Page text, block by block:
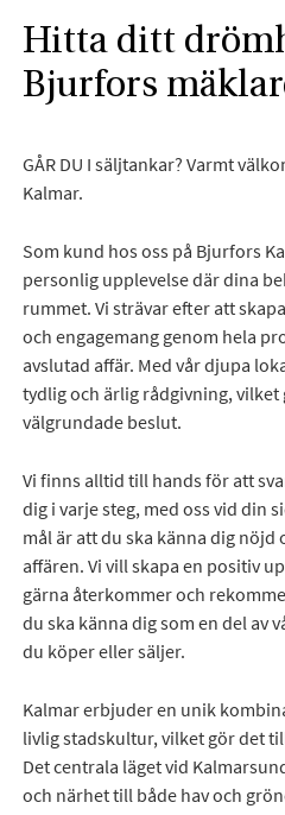
Hitta ditt
Bjurfors
GÅR DU I säljtankar? Varmt
Kalmar.
Som kund hos oss på Bjurfors
personlig upplevelse där dina
rummet. Vi strävar efter att
och engagemang genom hela
avslutad affär. Med vår djupa
tydlig och ärlig rådgivning, vilket
välgrundade beslut.
Vi finns alltid till hands för att
dig i varje steg, med oss vid din
mål är att du ska känna dig nöjd
affären. Vi vill skapa en positiv
gärna återkommer och
du ska känna dig som en del av
du köper eller säljer.
Kalmar erbjuder en unik
livlig stadskultur, vilket gör det
Det centrala läget vid
och närhet till både hav och